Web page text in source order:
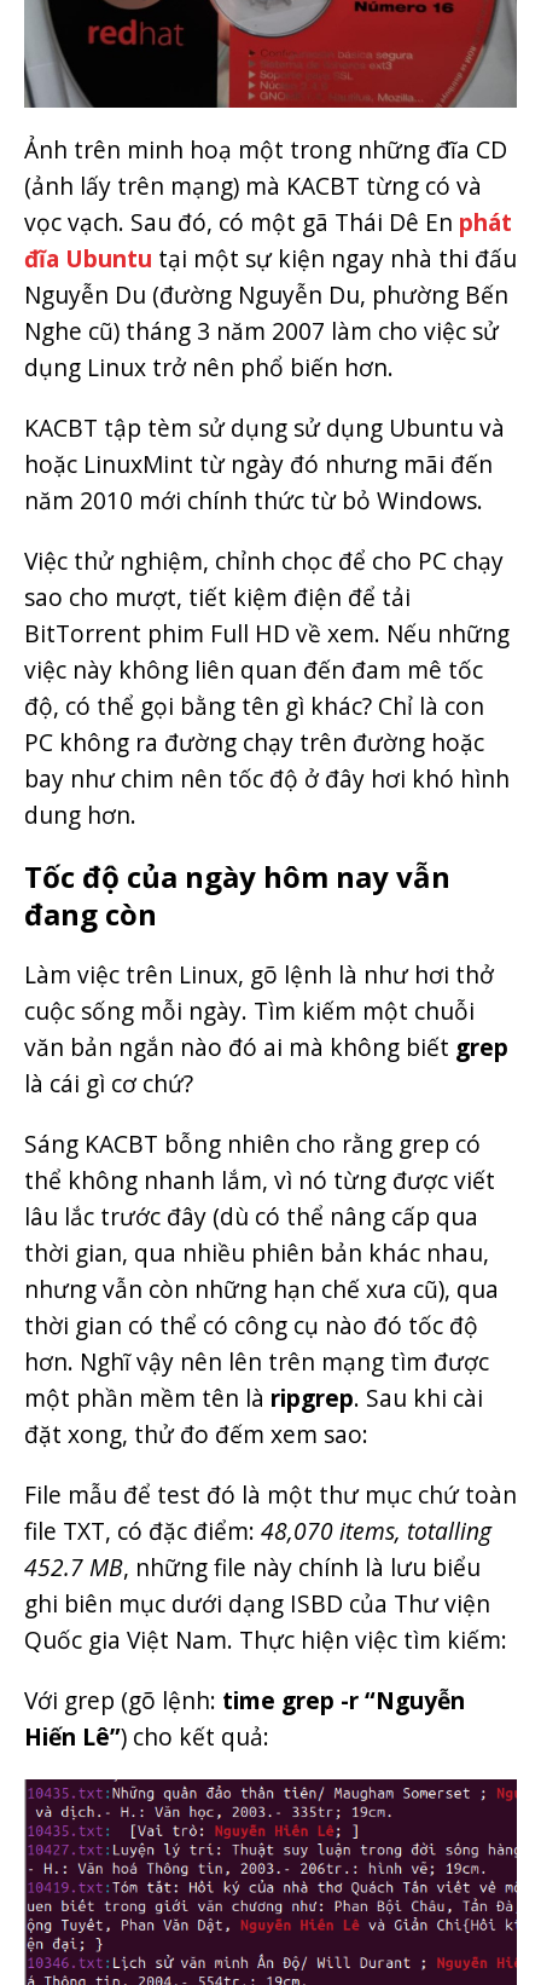
Ảnh trên minh hoạ một trong những đĩa CD
(ảnh lấy trên mạng) mà KACBT từng có và
vọc vạch. Sau đó, có một gã Thái Dê En phát
đĩa Ubuntu tại một sự kiện ngay nhà thi đấu
Nguyễn Du (đường Nguyễn Du, phường Bến
Nghe cũ) tháng 3 năm 2007 làm cho việc sử
dụng Linux trở nên phổ biến hơn.
KACBT tập tèm sử dụng sử dụng Ubuntu và
hoặc LinuxMint từ ngày đó nhưng mãi đến
năm 2010 mới chính thức từ bỏ Windows.
Việc thử nghiệm, chỉnh chọc để cho PC chạy
sao cho mượt, tiết kiệm điện để tải
BitTorrent phim Full HD về xem. Nếu những
việc này không liên quan đến đam mê tốc
độ, có thể gọi bằng tên gì khác? Chỉ là con
PC không ra đường chạy trên đường hoặc
bay như chim nên tốc độ ở đây hơi khó hình
dung hơn.
Tốc độ của ngày hôm nay vẫn
đang còn
Làm việc trên Linux, gõ lệnh là như hơi thở
cuộc sống mỗi ngày. Tìm kiếm một chuỗi
văn bản ngắn nào đó ai mà không biết grep
là cái gì cơ chứ?
Sáng KACBT bỗng nhiên cho rằng grep có
thể không nhanh lắm, vì nó từng được viết
lâu lắc trước đây (dù có thể nâng cấp qua
thời gian, qua nhiều phiên bản khác nhau,
nhưng vẫn còn những hạn chế xưa cũ), qua
thời gian có thể có công cụ nào đó tốc độ
hơn. Nghĩ vậy nên lên trên mạng tìm được
một phần mềm tên là ripgrep. Sau khi cài
đặt xong, thử đo đếm xem sao:
File mẫu để test đó là một thư mục chứ toàn
file TXT, có đặc điểm: 48,070 items, totalling
452.7 MB, những file này chính là lưu biểu
ghi biên mục dưới dạng ISBD của Thư viện
Quốc gia Việt Nam. Thực hiện việc tìm kiếm:
Với grep (gõ lệnh: time grep -r “Nguyễn
Hiến Lê”) cho kết quả: